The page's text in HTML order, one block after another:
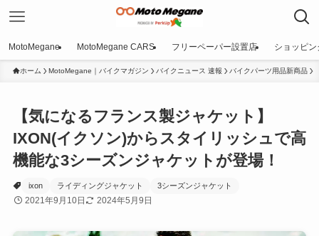
MotoMegane MotoMegane CARS フリーペーパー設置店 ショッピン
ホーム MotoMegane｜バイクマガジン バイクニュース 速報 バイクパーツ用品新商品
【気になるフランス製ジャケット】
IXON(イクソン)からスタイリッシュで高
機能な3シーズンジャケットが登場！
ixon ライディングジャケット 3シーズンジャケット
2021年9月10日 2024年5月9日